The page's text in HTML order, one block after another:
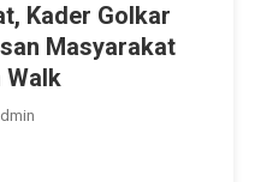
Kader Golkar
Masyarakat
Walk